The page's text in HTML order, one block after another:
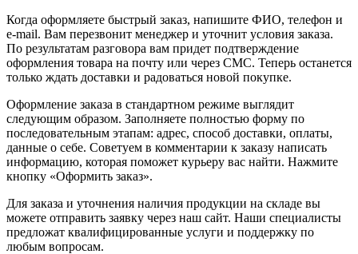
Когда оформляете быстрый заказ, напишите ФИО, телефон и
e-mail. Вам перезвонит менеджер и уточнит условия заказа.
По результатам разговора вам придет подтверждение
оформления товара на почту или через СМС. Теперь останется
только ждать доставки и радоваться новой покупке.
Оформление заказа в стандартном режиме выглядит
следующим образом. Заполняете полностью форму по
последовательным этапам: адрес, способ доставки, оплаты,
данные о себе. Советуем в комментарии к заказу написать
информацию, которая поможет курьеру вас найти. Нажмите
кнопку «Оформить заказ».
Для заказа и уточнения наличия продукции на складе вы
можете отправить заявку через наш сайт. Наши специалисты
предложат квалифицированные услуги и поддержку по
любым вопросам.